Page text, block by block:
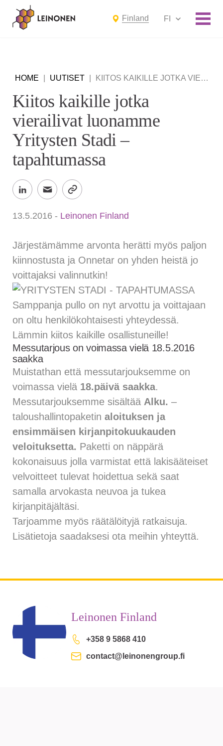
Finland FI
HOME UUTISET KIITOS KAIKILLE JOTKA VIERAILIVAT LUONAMME YRITYSTEN STADI – TAPAHTUMASSA
Kiitos kaikille jotka
vierailivat luonamme
Yritysten Stadi –
tapahtumassa
13.5.2016 - Leinonen Finland
Järjestämämme arvonta herätti myös paljon
kiinnostusta ja Onnetar on yhden heistä jo
voittajaksi valinnutkin!
Samppanja pullo on nyt arvottu ja voittajaan
on oltu henkilökohtaisesti yhteydessä.
Lämmin kiitos kaikille osallistuneille!
Messutarjous on voimassa vielä 18.5.2016
saakka
Muistathan että messutarjouksemme on
voimassa vielä 18.päivä saakka.
Messutarjouksemme sisältää Alku. –
taloushallintopaketin aloituksen ja
ensimmäisen kirjanpitokuukauden
veloituksetta. Paketti on näppärä
kokonaisuus jolla varmistat että lakisääteiset
velvoitteet tulevat hoidettua sekä saat
samalla arvokasta neuvoa ja tukea
kirjanpitäjältäsi.
Tarjoamme myös räätälöityjä ratkaisuja.
Lisätietoja saadaksesi ota meihin yhteyttä.
Leinonen Finland
+358 9 5868 410
contact@leinonengroup.fi